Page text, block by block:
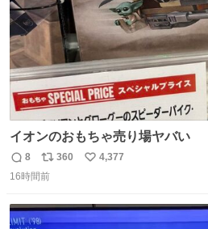
イオンのおもちゃ売り場ヤバい
返
信
8
リ
ポ
ト
360
い
4,377
16時間前